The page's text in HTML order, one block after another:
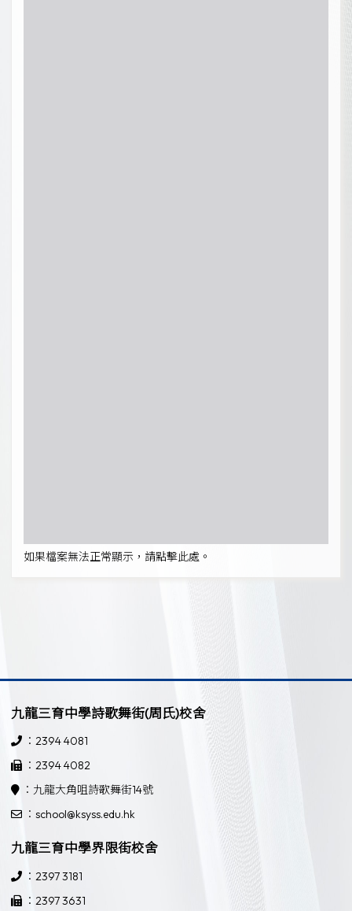
如果檔案無法正常顯示，請點擊此處。
九龍三育中學詩歌舞街(周氏)校舍
：2394 4081
：2394 4082
：九龍大角咀詩歌舞街14號
：school@ksyss.edu.hk
九龍三育中學界限街校舍
：2397 3181
：2397 3631